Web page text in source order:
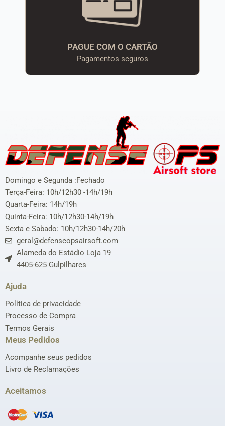
PAGUE COM O CARTÃO
Pagamentos seguros
Domingo e Segunda :Fechado
Terça-Feira: 10h/12h30 -14h/19h
Quarta-Feira: 14h/19h
Quinta-Feira: 10h/12h30-14h/19h
Sexta e Sabado: 10h/12h30-14h/20h
geral@defenseopsairsoft.com
Alameda do Estádio Loja 19
4405-625 Gulpilhares
Ajuda
Política de privacidade
Processo de Compra
Termos Gerais
Meus Pedidos
Acompanhe seus pedidos
Livro de Reclamações
Aceitamos